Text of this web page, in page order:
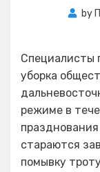
by
Специалисты
уборка
режиме в
стараются
помывку